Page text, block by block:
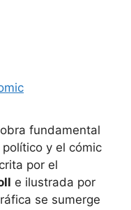
fundamental
y el cómic
por el
e ilustrada por
se sumerge